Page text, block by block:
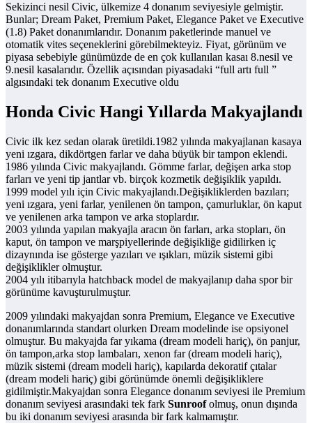
Sekizinci nesil Civic, ülkemize 4 donanım seviyesiyle gelmiştir.
Bunlar; Dream Paket, Premium Paket, Elegance Paket ve Executive
(1.8) Paket donanımlarıdır. Donanım paketlerinde manuel ve
otomatik vites seçeneklerini görebilmekteyiz. Fiyat, görünüm ve
piyasa sebebiyle günümüzde de en çok kullanılan kasaı 8.nesil ve
9.nesil kasalarıdır. Özellik açısından piyasadaki “full artı full ”
algısındaki tek donanım Executive oldu
Honda Civic Hangi Yıllarda Makyajlandı
Civic ilk kez sedan olarak üretildi.1982 yılında makyajlanan kasaya
yeni ızgara, dikdörtgen farlar ve daha büyük bir tampon eklendi.
1986 yılında Civic makyajlandı. Gömme farlar, değişen arka stop
farları ve yeni tip jantlar vb. birçok kozmetik değişiklik yapıldı.
1999 model yılı için Civic makyajlandı.Değişikliklerden bazıları;
yeni ızgara, yeni farlar, yenilenen ön tampon, çamurluklar, ön kaput
ve yenilenen arka tampon ve arka stoplardır.
2003 yılında yapılan makyajla aracın ön farları, arka stopları, ön
kaput, ön tampon ve marşpiyellerinde değişikliğe gidilirken iç
dizaynında ise gösterge yazıları ve ışıkları, müzik sistemi gibi
değişiklikler olmuştur.
2004 yılı itibarıyla hatchback model de makyajlanıp daha spor bir
görünüme kavuşturulmuştur.
2009 yılındaki makyajdan sonra Premium, Elegance ve Executive
donanımlarında standart olurken Dream modelinde ise opsiyonel
olmuştur. Bu makyajda far yıkama (dream modeli hariç), ön panjur,
ön tampon,arka stop lambaları, xenon far (dream modeli hariç),
müzik sistemi (dream modeli hariç), kapılarda dekoratif çıtalar
(dream modeli hariç) gibi görünümde önemli değişikliklere
gidilmiştir.Makyajdan sonra Elegance donanım seviyesi ile Premium
donanım seviyesi arasındaki tek fark Sunroofolmuş, onun dışında
bu iki donanım seviyesi arasında bir fark kalmamıştır.